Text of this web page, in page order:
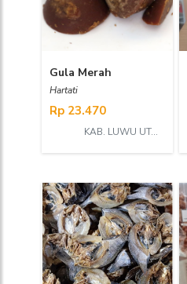
Gula Merah
Hartati
Rp 23.470
KAB. LUWU UTARA